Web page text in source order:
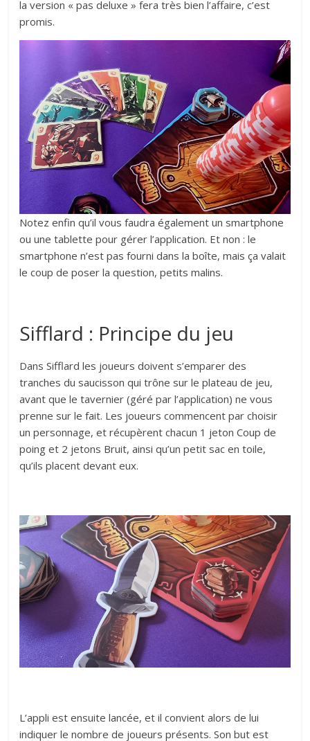
la version « pas deluxe » fera très bien l’affaire, c’est
promis.
Notez enfin qu’il vous faudra également un smartphone
ou une tablette pour gérer l’application. Et non : le
smartphone n’est pas fourni dans la boîte, mais ça valait
le coup de poser la question, petits malins.
Sifflard : Principe du jeu
Dans Sifflard les joueurs doivent s’emparer des
tranches du saucisson qui trône sur le plateau de jeu,
avant que le tavernier (géré par l’application) ne vous
prenne sur le fait. Les joueurs commencent par choisir
un personnage, et récupèrent chacun 1 jeton Coup de
poing et 2 jetons Bruit, ainsi qu’un petit sac en toile,
qu’ils placent devant eux.
L’appli est ensuite lancée, et il convient alors de lui
indiquer le nombre de joueurs présents. Son but est